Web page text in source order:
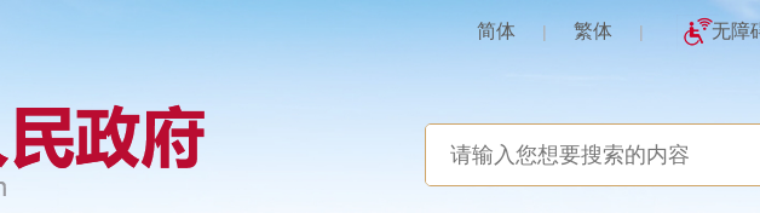
简体 | 繁体 | 无障